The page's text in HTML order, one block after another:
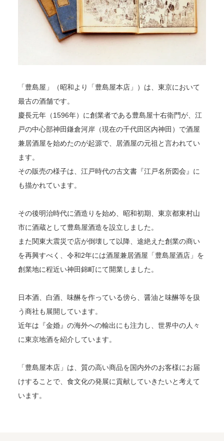
「豊島屋」（昭和より「豊島屋本店」）は、東京において
最古の酒舗です。
慶長元年（1596年）に創業者である豊島屋十右衛門が、江
戸の中心部神田鎌倉河岸（現在の千代田区内神田）で酒屋
兼居酒屋を始めたのが起源で、居酒屋の元祖と言われてい
ます。
その販売の様子は、江戸時代の古文書『江戸名所図会』に
も描かれています。
その後明治時代に酒造りを始め、昭和初期、東京都東村山
市に酒蔵として豊島屋酒造を設立しました。
また関東大震災で店が倒壊して以降、途絶えた創業の商い
を再興すべく、令和2年には酒屋兼居酒屋「豊島屋酒店」を
創業地に程近い神田錦町にて開業しました。
日本酒、白酒、味醂を作っている傍ら、醤油と味醂等を扱
う商社も展開しています。
近年は『金婚』の海外への輸出にも注力し、世界中の人々
に東京地酒を紹介しています。
「豊島屋本店」は、質の高い商品を国内外のお客様にお届
けすることで、食文化の発展に貢献していきたいと考えて
います。